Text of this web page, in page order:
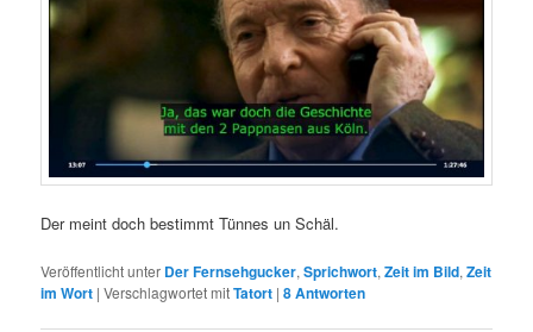
Der meint doch bestimmt Tünnes un Schäl.
Veröffentlicht unter Der Fernsehgucker,Sprichwort,Zeit im Bild,Zeit
im Wort |Verschlagwortet mitTatort |8Antworten